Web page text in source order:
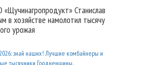
Станислав
в хозяйстве намолотил тысячу
урожая